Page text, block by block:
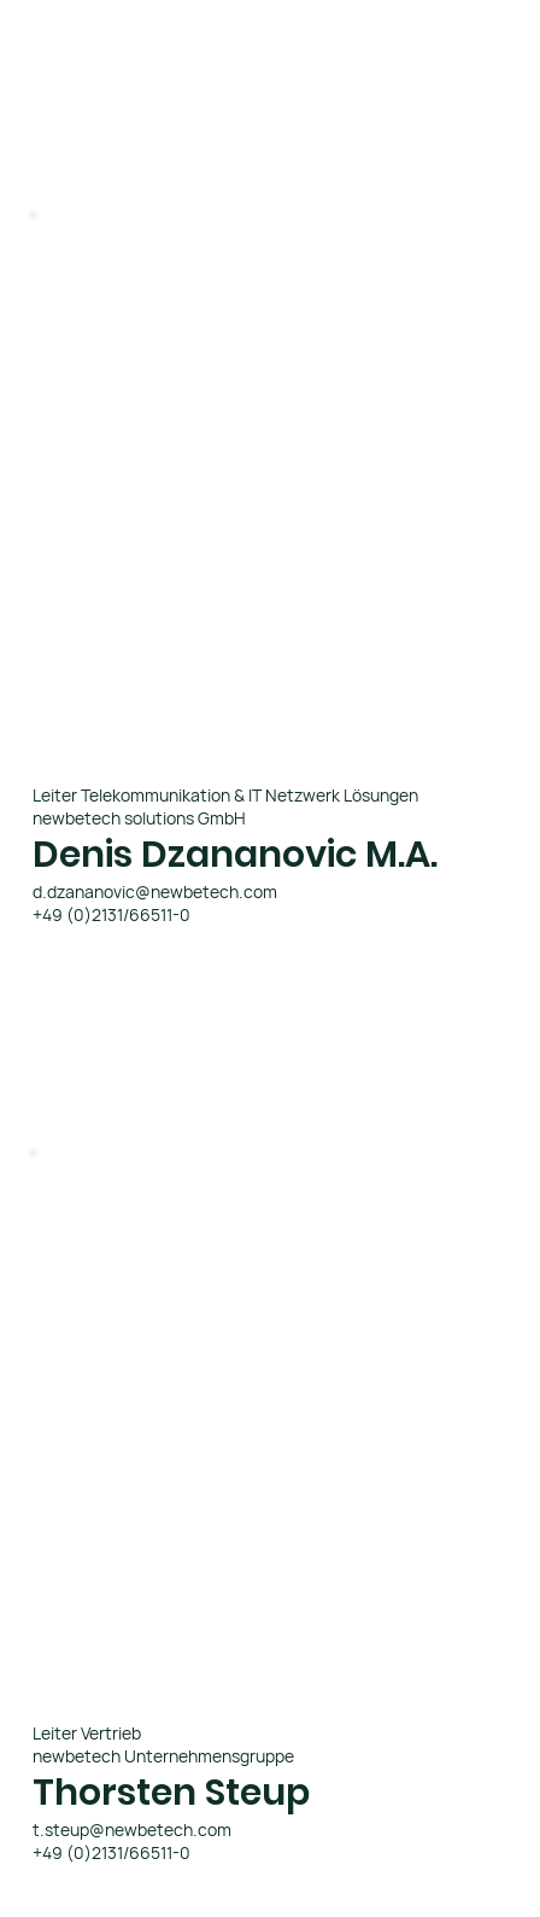
Leiter Telekommunikation & IT Netzwerk Lösungen
newbetech solutions GmbH
Denis Dzananovic M.A.
d.dzananovic@newbetech.com
+49 (0)2131/66511-0
Leiter Vertrieb
newbetech Unternehmensgruppe
Thorsten Steup
t.steup@newbetech.com
+49 (0)2131/66511-0